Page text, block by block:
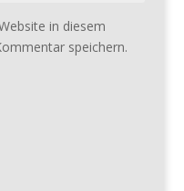
in diesem
speichern.